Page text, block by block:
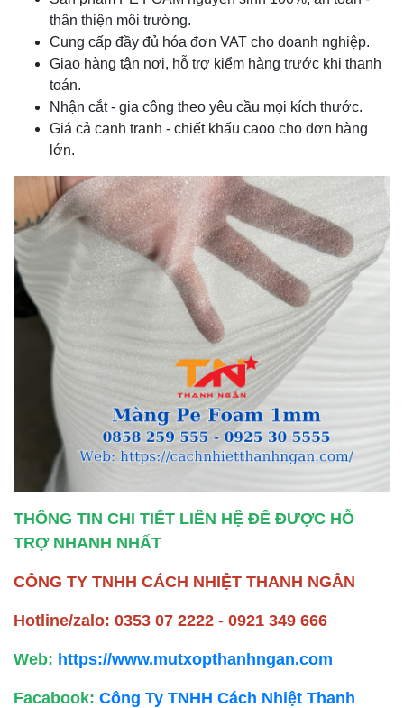
thân thiện môi trường.
Cung cấp đầy đủ hóa đơn VAT cho doanh nghiệp.
Giao hàng tận nơi, hỗ trợ kiểm hàng trước khi thanh
toán.
Nhận cắt - gia công theo yêu cầu mọi kích thước.
Giá cả cạnh tranh - chiết khấu caoo cho đơn hàng
lớn.
THÔNG TIN CHI TIẾT LIÊN HỆ ĐỂ ĐƯỢC HỖ
TRỢ NHANH NHẤT
CÔNG TY TNHH CÁCH NHIỆT THANH NGÂN
Hotline/zalo: 0353 07 2222 - 0921 349 666
Web: https://www.mutxopthanhngan.com
Facabook: Công Ty TNHH Cách Nhiệt Thanh